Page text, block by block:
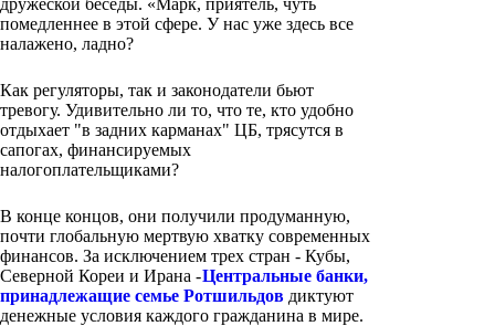
помедленнее в этой сфере. У нас уже здесь все
налажено, ладно?
Как регуляторы, так и законодатели бьют
тревогу. Удивительно ли то, что те, кто удобно
отдыхает "в задних карманах" ЦБ, трясутся в
сапогах, финансируемых
налогоплательщиками?
В конце концов, они получили продуманную,
почти глобальную мертвую хватку современных
финансов. За исключением трех стран - Кубы,
Северной Кореи и Ирана -Центральные банки,
принадлежащие семье Ротшильдов диктуют
денежные условия каждого гражданина в мире.